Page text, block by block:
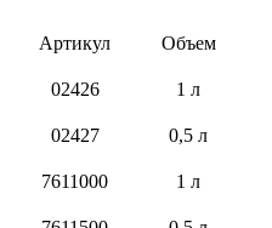
Артикул Объем
02426 1 л
02427 0,5 л
7611000 1 л